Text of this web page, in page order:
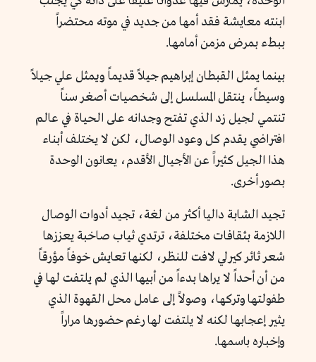
ابنته معايشة فقد أمها من جديد في موته محتضراً
ببطء بمرض مزمن أمامها.
بينما يمثل القبطان إبراهيم جيلاً قديماً ويمثل علي جيلاً
وسيطاً، ينتقل المسلسل إلى شخصيات أصغر سناً
تنتمي لجيل زد الذي تفتح وجدانه على الحياة في عالم
افتراضي يقدم كل وعود الوصال، لكن لا يختلف أبناء
هذا الجيل كثيراً عن الأجيال الأقدم، يعانون الوحدة
بصور أخرى.
تجيد الشابة داليا أكثر من لغة، تجيد أدوات الوصال
اللازمة بثقافات مختلفة، ترتدي ثياب صاخبة يعززها
شعر ثائر كيرلي لافت للنظر، لكنها تعايش خوفاً مؤرقاً
من أن أحداً لا يراها بدءاً من أبيها الذي لم يلتفت لها في
طفولتها وتركها، وصولاً إلى عامل محل القهوة الذي
يثير إعجابها لكنه لا يلتفت لها رغم حضورها مراراً
وإخباره باسمها.